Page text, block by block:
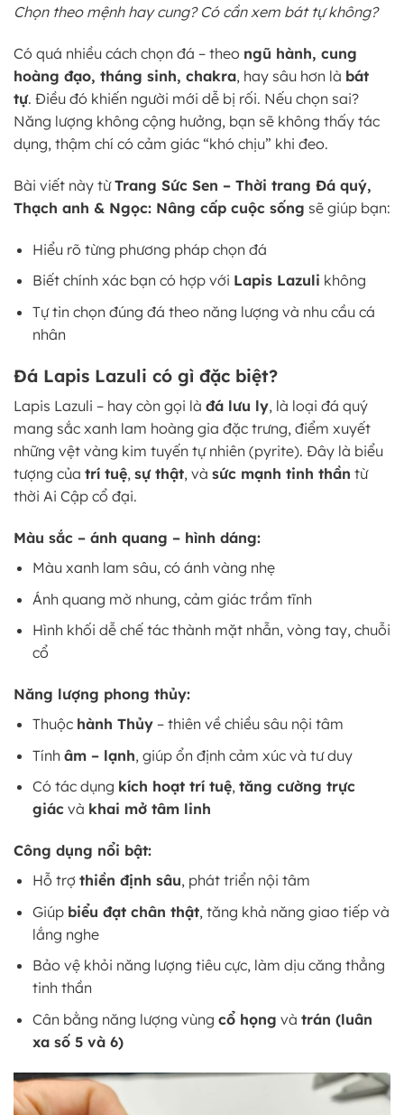
Chọn theo mệnh hay cung? Có cần xem bát tự không?
Có quá nhiều cách chọn đá – theo ngũ hành, cung
hoàng đạo, tháng sinh, chakra, hay sâu hơn là bát
tự. Điều đó khiến người mới dễ bị rối. Nếu chọn sai?
Năng lượng không cộng hưởng, bạn sẽ không thấy tác
dụng, thậm chí có cảm giác “khó chịu” khi đeo.
Bài viết này từTrang Sức Sen – Thời trang Đá quý,
Thạch anh & Ngọc: Nâng cấp cuộc sống sẽ giúp bạn:
Hiểu rõ từng phương pháp chọn đá
Biết chính xác bạn có hợp với Lapis Lazuli không
Tự tin chọn đúng đá theo năng lượng và nhu cầu cá
nhân
Đá Lapis Lazuli có gì đặc biệt?
Lapis Lazuli – hay còn gọi là đá lưu ly, là loại đá quý
mang sắc xanh lam hoàng gia đặc trưng, điểm xuyết
những vệt vàng kim tuyến tự nhiên (pyrite). Đây là biểu
tượng của trí tuệ, sự thật, và sức mạnh tinh thần từ
thời Ai Cập cổ đại.
Màu sắc – ánh quang – hình dáng:
Màu xanh lam sâu, có ánh vàng nhẹ
Ánh quang mờ nhung, cảm giác trầm tĩnh
Hình khối dễ chế tác thành mặt nhẫn, vòng tay, chuỗi
cổ
Năng lượng phong thủy:
Thuộc hành Thủy– thiên về chiều sâu nội tâm
Tính âm – lạnh, giúp ổn định cảm xúc và tư duy
Có tác dụng kích hoạt trí tuệ, tăng cường trực
giácvà khai mở tâm linh
Công dụng nổi bật:
Hỗ trợ thiền định sâu, phát triển nội tâm
Giúp biểu đạt chân thật, tăng khả năng giao tiếp và
lắng nghe
Bảo vệ khỏi năng lượng tiêu cực, làm dịu căng thẳng
tinh thần
Cân bằng năng lượng vùng cổ họng và trán (luân
xa số 5 và 6)